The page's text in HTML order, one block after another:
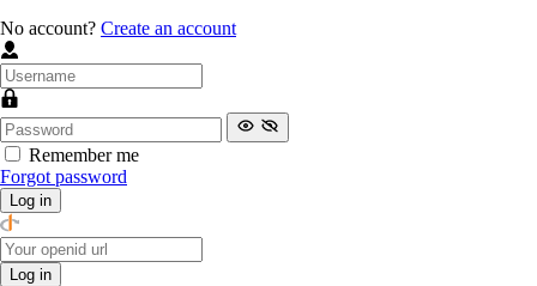
No account? Create an account
Remember me
Forgot password
Log in
Log in